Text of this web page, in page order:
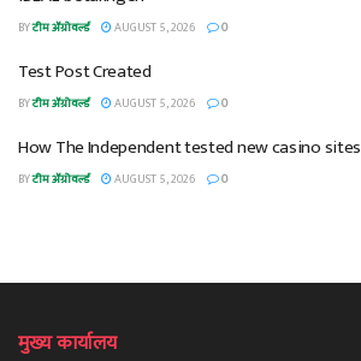
BYटीम ॲग्रोवर्ल्ड AUGUST 5, 2026 0
Test Post Created
BYटीम ॲग्रोवर्ल्ड AUGUST 5, 2026 0
How The Independent tested new casino sites
BYटीम ॲग्रोवर्ल्ड AUGUST 5, 2026 0
मुख्य कार्यालय